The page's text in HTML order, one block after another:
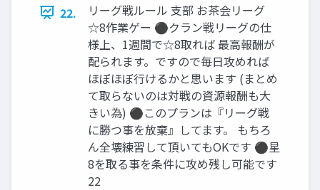
22.
リーグ戦ルール 支部 お茶会リーグ
☆8作業ゲー ⚫クラン戦リーグの仕
様上、1週間で☆8取れば 最高報酬が
配られます。ですので毎日攻めれば
ほぼほぼ行けるかと思います (まとめ
て取らないのは対戦の資源報酬も大
きい為) ⚫このプランは『リーグ戦
に勝つ事を放棄』してます。 もちろ
ん全壊練習して頂いてもOKです ⚫星
8を取る事を条件に攻め残し可能です
22